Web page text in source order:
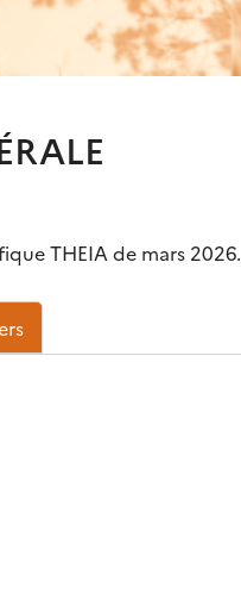
THEIA de mars 2026.